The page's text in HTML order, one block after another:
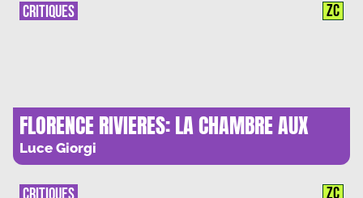
FLORENCE RIVIERES: LA CHAMBRE AUX
ELLIPSES
Luce Giorgi
CRITIQUES ZC
ZC